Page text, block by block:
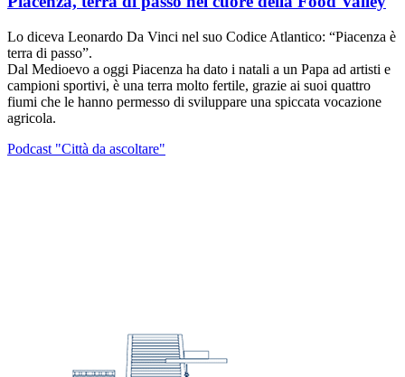
Lo diceva Leonardo Da Vinci nel suo Codice Atlantico: “Piacenza è
terra di passo”.
Dal Medioevo a oggi Piacenza ha dato i natali a un Papa ad artisti e
campioni sportivi, è una terra molto fertile, grazie ai suoi quattro
fiumi che le hanno permesso di sviluppare una spiccata vocazione
agricola.
Podcast "Città da ascoltare"